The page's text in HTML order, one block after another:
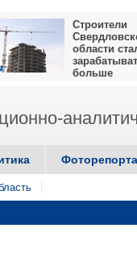
Строители
области
больше